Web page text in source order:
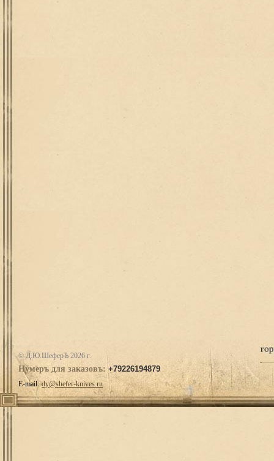
© Д.Ю.ШеферЪ 2026 г.
Нумеръ для заказовъ: +79226194879
E-mail: dy@shefer-knives.ru